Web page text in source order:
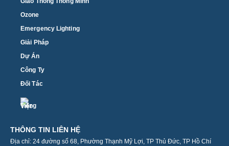
Ozone
Emergency Lighting
Giải Pháp
Dự Án
Công Ty
Đối Tác
THÔNG TIN LIÊN HỆ
Địa chỉ: 24 đường số 68, Phường Thạnh Mỹ Lợi, TP Thủ Đức, TP Hồ Chí